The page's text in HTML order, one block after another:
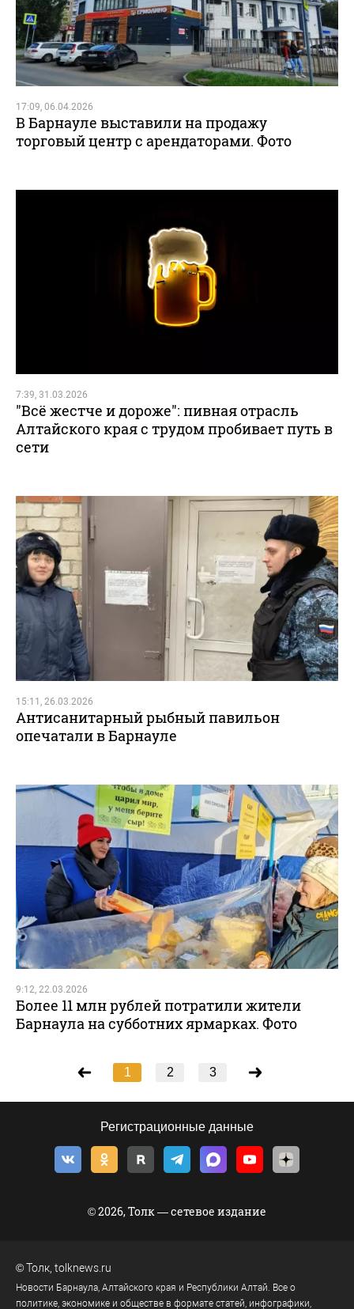
17:09, 06.04.2026
В Барнауле выставили на продажу
торговый центр с арендаторами. Фото
7:39, 31.03.2026
"Всё жестче и дороже": пивная отрасль
Алтайского края с трудом пробивает путь в
сети
15:11, 26.03.2026
Антисанитарный рыбный павильон
опечатали в Барнауле
9:12, 22.03.2026
Более 11 млн рублей потратили жители
Барнаула на субботних ярмарках. Фото
1 2 3
Регистрационные данные
© 2026, Толк — сетевое издание
©Толк tolknews.ru
Новости Барнаула, Алтайского края и Республики Алтай. Все о
политике, экономике и обществе в формате статей, инфографики,